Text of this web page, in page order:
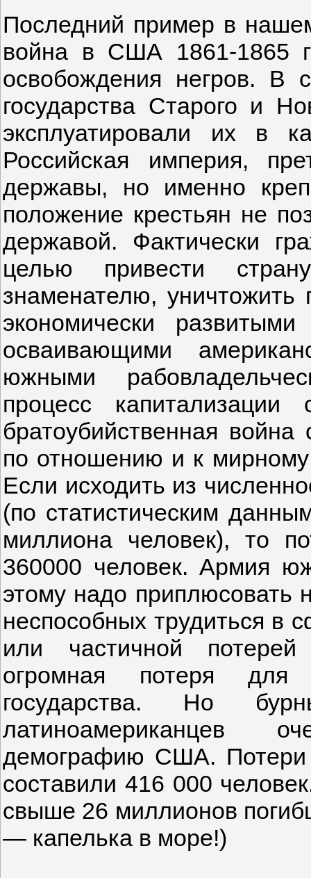
Последний пример в
война в США 1861-1865
освобождения негров. В
государства Старого и
эксплуатировали их
Российская империя,
державы, но именно
положение крестьян не
державой. Фактически
целью привести
знаменателю,
экономически
осваивающими
южными
процесс
братоубийственная
по отношению и к
Если исходить из
(по статистическим
миллиона человек), то
360000 человек. Армия
этому надо приплюсовать
неспособных трудиться в
или частичной
огромная потеря для
государства. Но
латиноамериканцев
демографию США.
составили 416 000
свыше 26 миллионов
— капелька в море!)